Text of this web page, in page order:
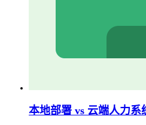
本地部署 vs 云端人力系